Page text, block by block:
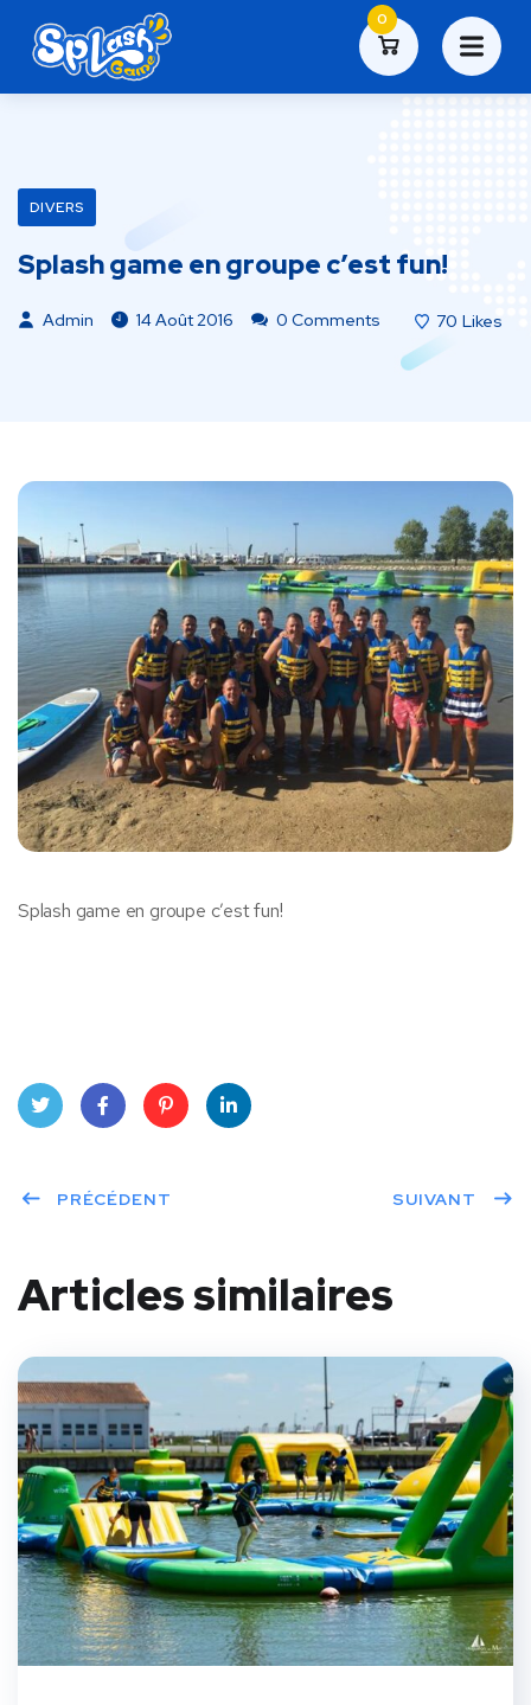
0
DIVERS
Splash game en groupe c’est fun!
Admin 14 Août 2016 0 Comments 70 Likes
Splash game en groupe c’est fun!
ter
book
eres
PRÉCÉDENT SUIVANT
Articles similaires